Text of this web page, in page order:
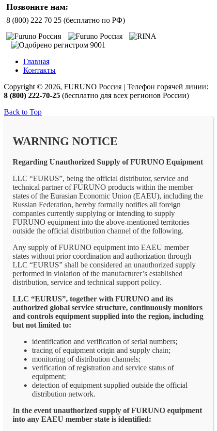
Позвоните нам:
8 (800) 222 70 25 (бесплатно по РФ)
Главная
Контакты
Copyright © 2026, FURUNO Россия | Телефон горячей линии:
8 (800) 222-70-25 (бесплатно для всех регионов России)
Back to Top
WARNING NOTICE
Regarding Unauthorized Supply of FURUNO Equipment
LLC “EURUS”, being the official distributor, service and
technical partner of FURUNO products within the member
states of the Eurasian Economic Union (EAEU), including the
Russian Federation, hereby formally notifies all foreign
companies currently supplying or intending to supply
FURUNO equipment into the above-mentioned territories
outside the official distribution channel of the following.
Any supply of FURUNO equipment into EAEU member
states without prior coordination and authorization through
LLC “EURUS” shall be considered an unauthorized supply
performed in violation of the manufacturer’s established
distribution, service and technical support policy.
LLC “EURUS”, together with FURUNO and its
authorized global service structure, continuously monitors
and controls equipment supplied into the region, including
but not limited to:
identification and verification of serial numbers;
tracing of equipment origin and supply chain;
monitoring of distribution channels;
verification of registration and service status of
equipment;
detection of equipment supplied outside the official
distribution network.
In the event unauthorized supply of FURUNO equipment
into any EAEU member state is identified: